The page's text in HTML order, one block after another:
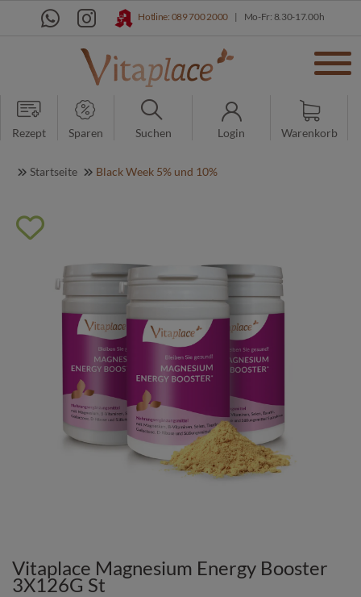
Hotline: 089 700 2000 | Mo-Fr: 8.30-17.00h
Rezept Sparen Suchen Login Warenkorb
Startseite Black Week 5% und 10%
Vitaplace Magnesium Energy Booster
3X126G St